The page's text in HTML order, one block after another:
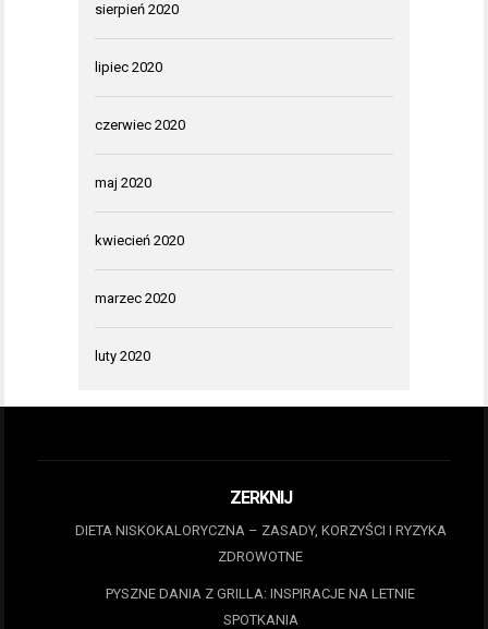
sierpień 2020
lipiec 2020
czerwiec 2020
maj 2020
kwiecień 2020
marzec 2020
luty 2020
ZERKNIJ
DIETA NISKOKALORYCZNA – ZASADY, KORZYŚCI I RYZYKA
ZDROWOTNE
PYSZNE DANIA Z GRILLA: INSPIRACJE NA LETNIE
SPOTKANIA